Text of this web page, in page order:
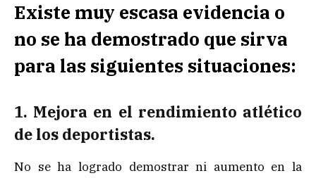
Existe muy escasa evidencia o
no se ha demostrado que sirva
para las siguientes situaciones:
1. Mejora en el rendimiento atlético
de los deportistas.
No se ha logrado demostrar ni aumento en la